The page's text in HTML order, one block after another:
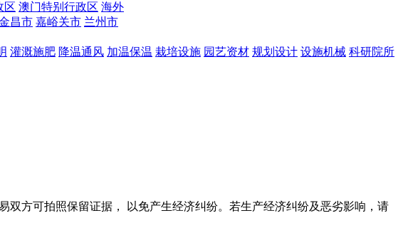
区 澳门特别行政区 海外
昌市 嘉峪关市 兰州市
灌溉施肥 降温通风 加温保温 栽培设施 园艺资材 规划设计 设施机械 科研院所
方可拍照保留证据， 以免产生经济纠纷。若生产经济纠纷及恶劣影响，请